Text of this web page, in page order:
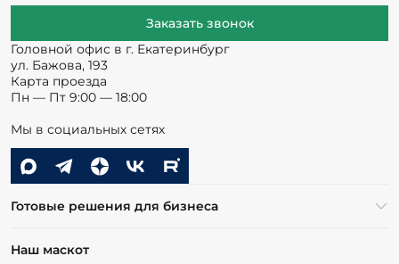
Заказать звонок
Головной офис в г. Екатеринбург
ул. Бажова, 193
Карта проезда
Пн — Пт 9:00 — 18:00
Мы в социальных сетях
Готовые решения для бизнеса
Наш маскот